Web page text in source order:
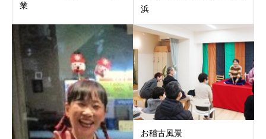
業
浜
お稽古風景